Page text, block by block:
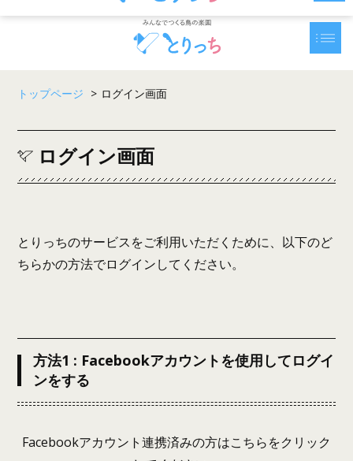
トップページ > ログイン画面
ログイン画面
とりっちのサービスをご利用いただくために、以下のど
ちらかの方法でログインしてください。
方法1 : Facebookアカウントを使用してログイ
ンをする
Facebookアカウント連携済みの方はこちらをクリック